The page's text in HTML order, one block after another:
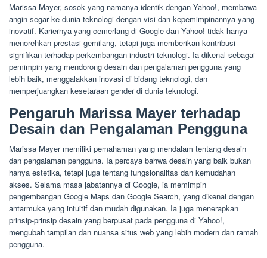
Marissa Mayer, sosok yang namanya identik dengan Yahoo!, membawa
angin segar ke dunia teknologi dengan visi dan kepemimpinannya yang
inovatif. Kariernya yang cemerlang di Google dan Yahoo! tidak hanya
menorehkan prestasi gemilang, tetapi juga memberikan kontribusi
signifikan terhadap perkembangan industri teknologi. Ia dikenal sebagai
pemimpin yang mendorong desain dan pengalaman pengguna yang
lebih baik, menggalakkan inovasi di bidang teknologi, dan
memperjuangkan kesetaraan gender di dunia teknologi.
Pengaruh Marissa Mayer terhadap
Desain dan Pengalaman Pengguna
Marissa Mayer memiliki pemahaman yang mendalam tentang desain
dan pengalaman pengguna. Ia percaya bahwa desain yang baik bukan
hanya estetika, tetapi juga tentang fungsionalitas dan kemudahan
akses. Selama masa jabatannya di Google, ia memimpin
pengembangan Google Maps dan Google Search, yang dikenal dengan
antarmuka yang intuitif dan mudah digunakan. Ia juga menerapkan
prinsip-prinsip desain yang berpusat pada pengguna di Yahoo!,
mengubah tampilan dan nuansa situs web yang lebih modern dan ramah
pengguna.